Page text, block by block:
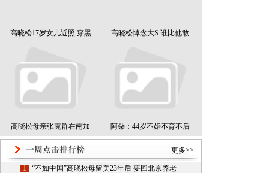
高晓松17岁女儿近照 穿黑 高晓松悼念大S 谁比他敢
高晓松母亲张克群在南加 阿朵：44岁不婚不育不后
更多>>
1 “不如中国”高晓松母留美23年后 要回北京养老